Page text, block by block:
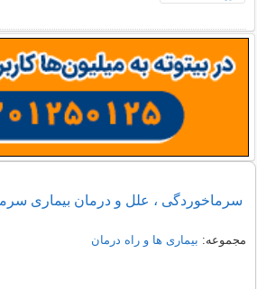
سرماخوردگی ، علل و درمان بیماری
مجموعه: بیماری ها و راه درمان